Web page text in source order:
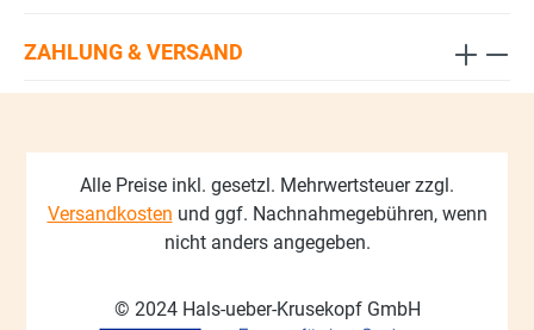
ZAHLUNG & VERSAND
Alle Preise inkl. gesetzl. Mehrwertsteuer zzgl.
Versandkosten und ggf. Nachnahmegebühren, wenn
nicht anders angegeben.
© 2024 Hals-ueber-Krusekopf GmbH